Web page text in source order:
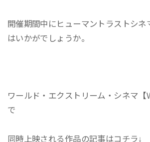
開催期間中にヒューマントラストシネ
はいかがでしょうか。
ワールド・エクストリーム・シネマ【
で
同時上映される作品の記事はコチラ↓